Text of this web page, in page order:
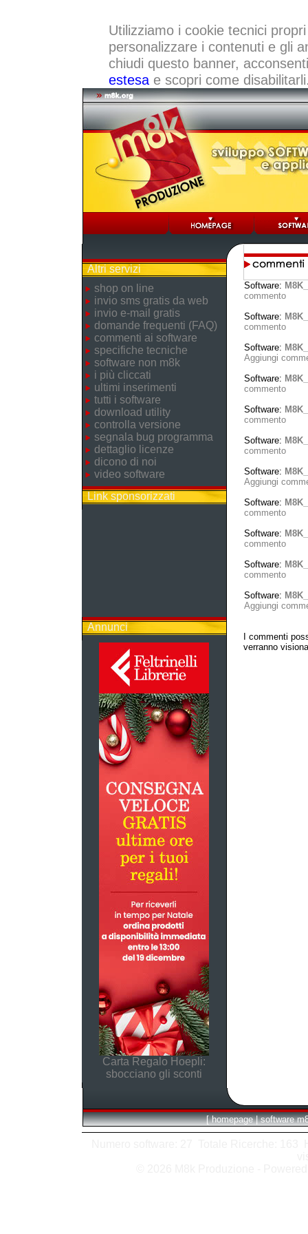
Utilizziamo i cookie tecnici
personalizzare i contenuti e gli
chiudi questo banner,
estesae scopri come
Altri servizi
shop on line
invio sms gratis da web
invio e-mail gratis
domande frequenti (FAQ)
commenti ai software
specifiche tecniche
software non m8k
i più cliccati
ultimi inserimenti
tutti i software
download utility
controlla versione
segnala bug programma
dettaglio licenze
dicono di noi
video software
Link sponsorizzati
Annunci
Carta Regalo Hoepli:
sbocciano gli sconti
Software:
commento
Software:
commento
Software:
Aggiungi
Software:
commento
Software:
commento
Software:
commento
Software:
Aggiungi
Software:
commento
Software:
commento
Software:
commento
Software:
Aggiungi
I commenti
verranno
[ homepage | software